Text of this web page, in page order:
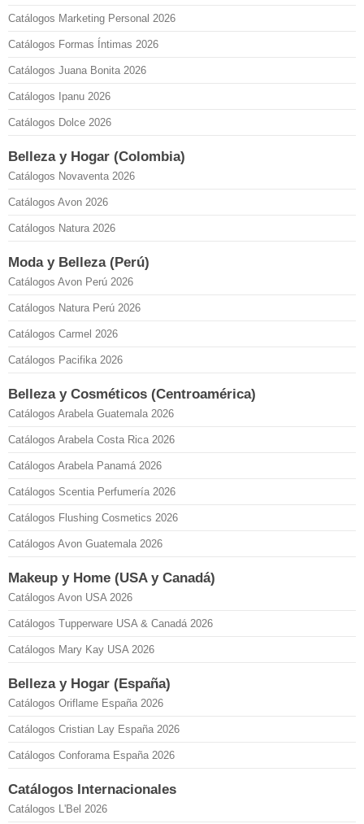
Catálogos Marketing Personal 2026
Catálogos Formas Íntimas 2026
Catálogos Juana Bonita 2026
Catálogos Ipanu 2026
Catálogos Dolce 2026
Belleza y Hogar (Colombia)
Catálogos Novaventa 2026
Catálogos Avon 2026
Catálogos Natura 2026
Moda y Belleza (Perú)
Catálogos Avon Perú 2026
Catálogos Natura Perú 2026
Catálogos Carmel 2026
Catálogos Pacifika 2026
Belleza y Cosméticos (Centroamérica)
Catálogos Arabela Guatemala 2026
Catálogos Arabela Costa Rica 2026
Catálogos Arabela Panamá 2026
Catálogos Scentia Perfumería 2026
Catálogos Flushing Cosmetics 2026
Catálogos Avon Guatemala 2026
Makeup y Home (USA y Canadá)
Catálogos Avon USA 2026
Catálogos Tupperware USA & Canadá 2026
Catálogos Mary Kay USA 2026
Belleza y Hogar (España)
Catálogos Oriflame España 2026
Catálogos Cristian Lay España 2026
Catálogos Conforama España 2026
Catálogos Internacionales
Catálogos L'Bel 2026